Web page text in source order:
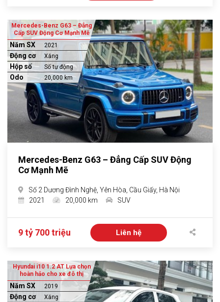
Mercedes-Benz G63 – Đẳng
Cấp SUV Động Cơ Mạnh Mẽ
Năm SX 2021
Động cơ Xăng
Hộp số Số tự động
Odo 20,000 km
Mercedes-Benz G63 – Đẳng Cấp SUV Động
Cơ Mạnh Mẽ
Số 2 Dương Đình Nghệ, Yên Hòa, Cầu Giấy, Hà Nội
2021
20,000 km SUV
9 tỷ 700 triệu Liên hệ
Hyundai i10 1.2 AT Lựa chọn
hoàn hảo cho xe đô thị
Năm SX 2019
Động cơ Xăng